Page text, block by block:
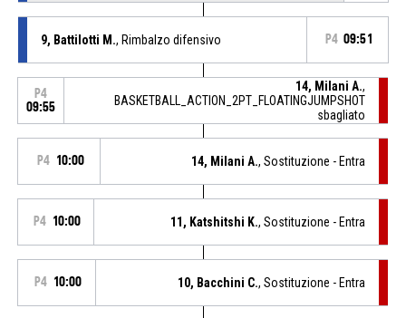
9, Battilotti M., Rimbalzo difensivo P4 09:51
P4
09:55
14, Milani A.,
BASKETBALL_ACTION_2PT_FLOATINGJUMPSHOT
sbagliato
P4 10:00 14, Milani A., Sostituzione - Entra
P4 10:00 11, Katshitshi K., Sostituzione - Entra
P4 10:00 10, Bacchini C., Sostituzione - Entra